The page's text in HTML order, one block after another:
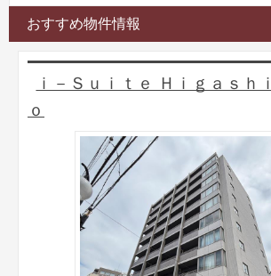
おすすめ物件情報
ｉ－Ｓｕｉｔｅ Ｈｉｇａｓｈ
ｏ